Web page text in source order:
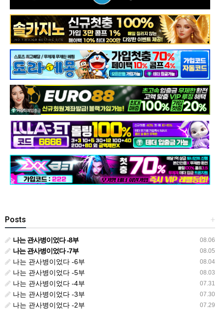
+
Posts
08.06
나는 관사병이었다 -8부
08.05
나는 관사병이었다 -7부
08.04
나는 관사병이었다 -6부
08.03
나는 관사병이었다 -5부
07.31
나는 관사병이었다 -4부
07.30
나는 관사병이었다 -3부
07.29
나는 관사병이었다 -2부